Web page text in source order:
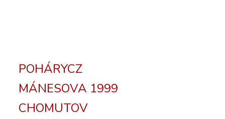
POHÁRYCZ
MÁNESOVA 1999
CHOMUTOV